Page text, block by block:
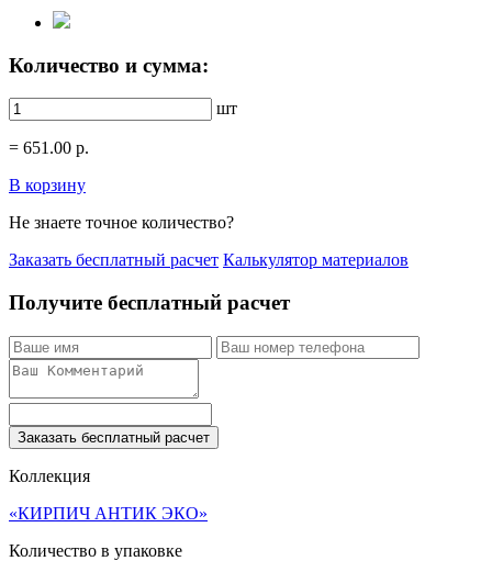
Количество и сумма:
шт
= 651.00 р.
В корзину
Не знаете точное количество?
Заказать бесплатный расчет Калькулятор материалов
Получите бесплатный расчет
Заказать бесплатный расчет
Коллекция
«КИРПИЧ АНТИК ЭКО»
Количество в упаковке